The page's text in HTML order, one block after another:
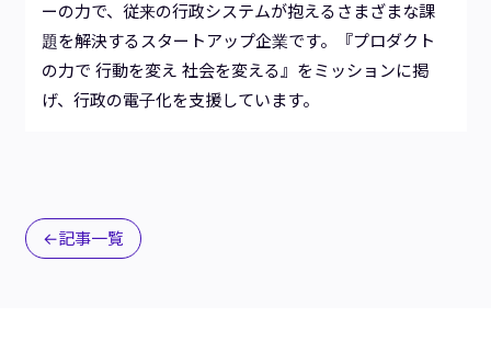
ーの力で、従来の行政システムが抱えるさまざまな課
題を解決するスタートアップ企業です。『プロダクト
の力で 行動を変え 社会を変える』をミッションに掲
げ、行政の電子化を支援しています。
←記事一覧